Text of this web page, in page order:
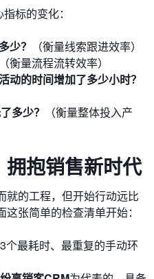
标的变化：
少？
（衡量线索跟进效率）
（衡量流程流转效率）
动的时间增加了多少小时？
多少？
（衡量整体投入产
抱销售新时代
就的工程，但开始行动远比
张简单的检查清单开始：
个最耗时、最重复的手动环